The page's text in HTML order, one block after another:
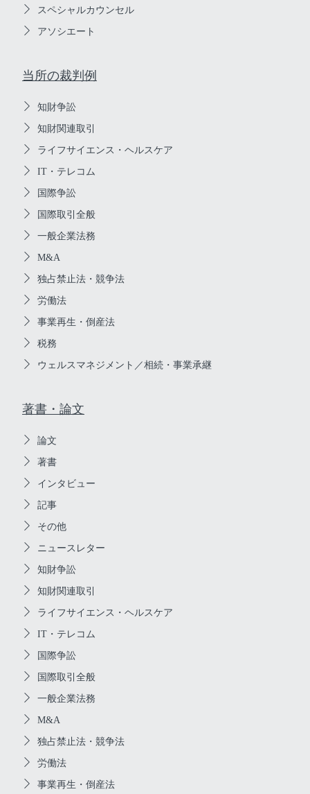
スペシャルカウンセル
アソシエート
当所の裁判例
知財争訟
知財関連取引
ライフサイエンス・ヘルスケア
IT・テレコム
国際争訟
国際取引全般
一般企業法務
M&A
独占禁止法・競争法
労働法
事業再生・倒産法
税務
ウェルスマネジメント／相続・事業承継
著書・論文
論文
著書
インタビュー
記事
その他
ニュースレター
知財争訟
知財関連取引
ライフサイエンス・ヘルスケア
IT・テレコム
国際争訟
国際取引全般
一般企業法務
M&A
独占禁止法・競争法
労働法
事業再生・倒産法